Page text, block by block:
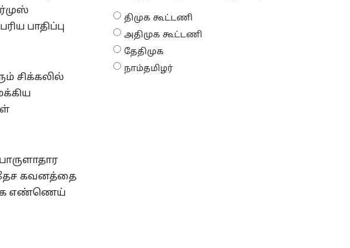
பாதிப்பு
சிக்கலில்
கவனத்தை
எண்ணெய்
திமுக கூட்டணி
அதிமுக கூட்டணி
தேதிமுக
நாம்தமிழர்